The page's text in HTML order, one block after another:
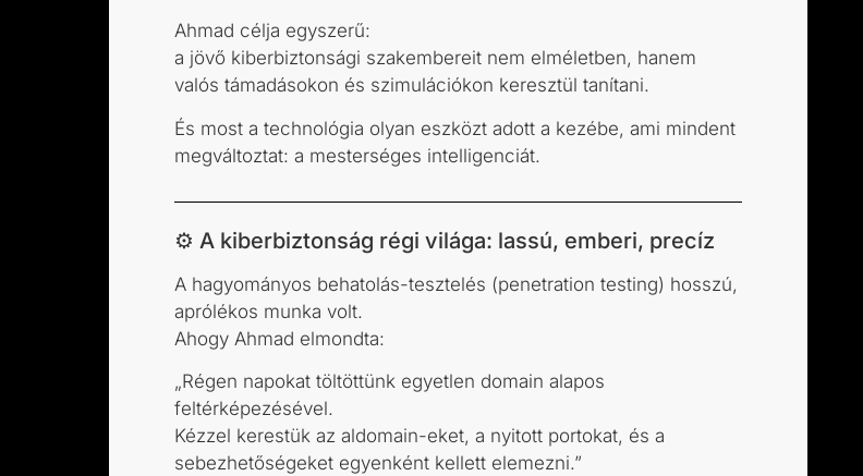
Ahmad célja egyszerű:
a jövő kiberbiztonsági szakembereit nem elméletben, hanem
valós támadásokon és szimulációkon keresztül tanítani.
És most a technológia olyan eszközt adott a kezébe, ami mindent
megváltoztat: a mesterséges intelligenciát.
⚙️ A kiberbiztonság régi világa: lassú, emberi, precíz
A hagyományos behatolás-tesztelés (penetration testing) hosszú,
aprólékos munka volt.
Ahogy Ahmad elmondta:
„Régen napokat töltöttünk egyetlen domain alapos
feltérképezésével.
Kézzel kerestük az aldomain-eket, a nyitott portokat, és a
sebezhetőségeket egyenként kellett elemezni.”